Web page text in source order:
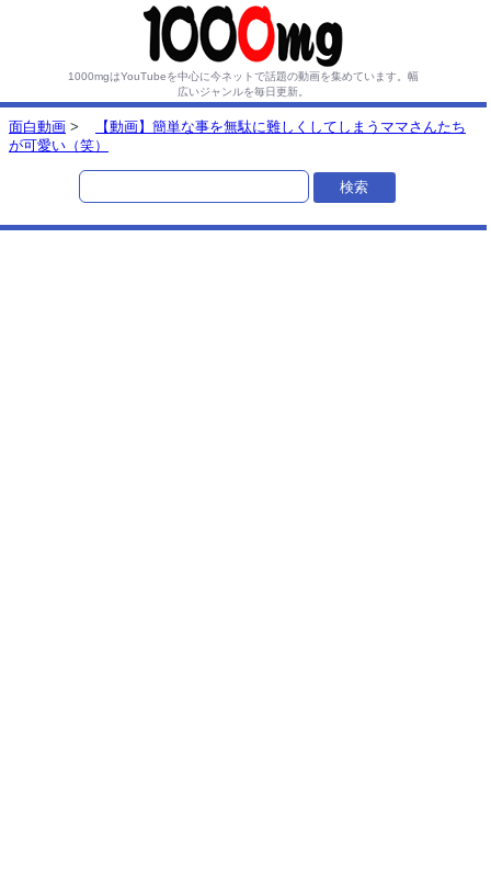
1000mgはYouTubeを中心に今ネットで話題の動画を集めています。 幅
広いジャンルを毎日更新。
面白動画 >
【動画】簡単な事を無駄に難しくしてしまうママさんたち
が可愛い（笑）